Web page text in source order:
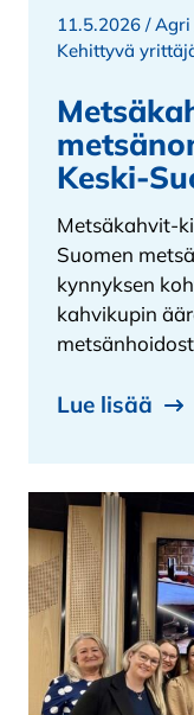
11.5.2026 /Agri
Kehittyvä
Keski-
Metsäkahvit-
Suomen
kynnyksen
kahvikupin
Lue lisää